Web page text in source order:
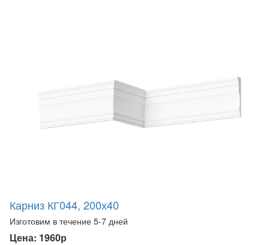
Карниз КГ044, 200х40
Изготовим в течение 5-7 дней
Цена: 1960р